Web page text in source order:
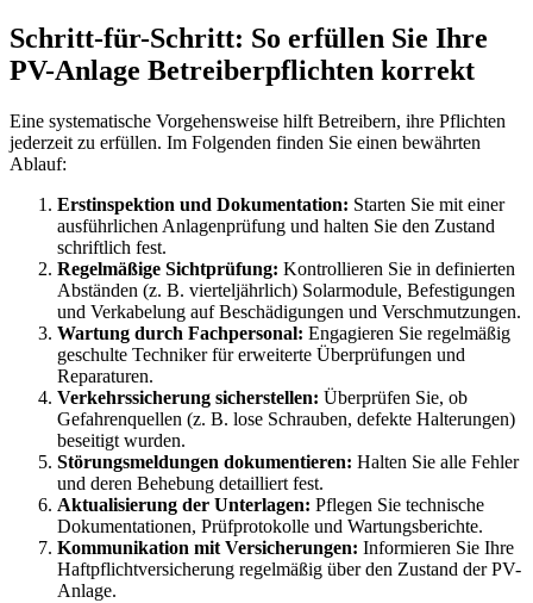
Schritt-für-Schritt: So erfüllen Sie Ihre
PV-Anlage Betreiberpflichten korrekt
Eine systematische Vorgehensweise hilft Betreibern, ihre Pflichten
jederzeit zu erfüllen. Im Folgenden finden Sie einen bewährten
Ablauf:
Erstinspektion und Dokumentation: Starten Sie mit einer
ausführlichen Anlagenprüfung und halten Sie den Zustand
schriftlich fest.
Regelmäßige Sichtprüfung: Kontrollieren Sie in definierten
Abständen (z. B. vierteljährlich) Solarmodule, Befestigungen
und Verkabelung auf Beschädigungen und Verschmutzungen.
Wartung durch Fachpersonal: Engagieren Sie regelmäßig
geschulte Techniker für erweiterte Überprüfungen und
Reparaturen.
Verkehrssicherung sicherstellen: Überprüfen Sie, ob
Gefahrenquellen (z. B. lose Schrauben, defekte Halterungen)
beseitigt wurden.
Störungsmeldungen dokumentieren: Halten Sie alle Fehler
und deren Behebung detailliert fest.
Aktualisierung der Unterlagen: Pflegen Sie technische
Dokumentationen, Prüfprotokolle und Wartungsberichte.
Kommunikation mit Versicherungen: Informieren Sie Ihre
Haftpflichtversicherung regelmäßig über den Zustand der PV-
Anlage.